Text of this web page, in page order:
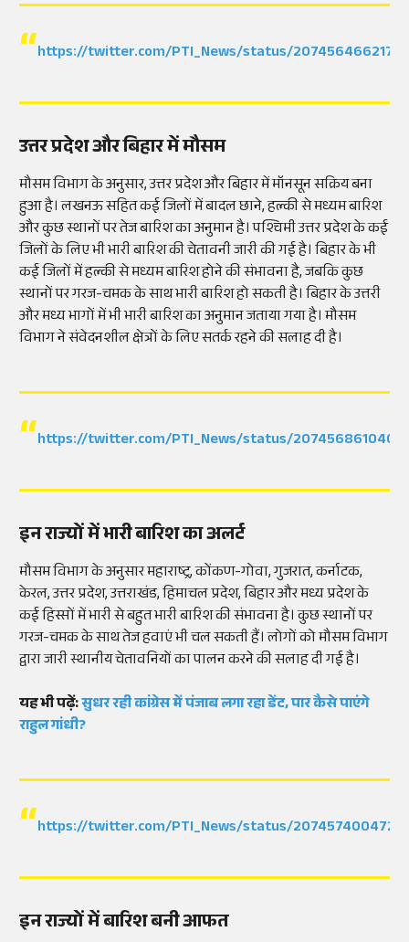
https://twitter.com/PTI_News/status/
उत्तर प्रदेश और बिहार में मौसम
मौसम विभाग के अनुसार, उत्तर प्रदेश और बिहार में मॉनसून सक्रिय बना
हुआ है। लखनऊ सहित कई जिलों में बादल छाने, हल्की से मध्यम बारिश
और कुछ स्थानों पर तेज बारिश का अनुमान है। पश्चिमी उत्तर प्रदेश के कई
जिलों के लिए भी भारी बारिश की चेतावनी जारी की गई है। बिहार के भी
कई जिलों में हल्की से मध्यम बारिश होने की संभावना है, जबकि कुछ
स्थानों पर गरज-चमक के साथ भारी बारिश हो सकती है। बिहार के उत्तरी
और मध्य भागों में भी भारी बारिश का अनुमान जताया गया है। मौसम
विभाग ने संवेदनशील क्षेत्रों के लिए सतर्क रहने की सलाह दी है।
https://twitter.com/PTI_News/status/
इन राज्यों में भारी बारिश का अलर्ट
मौसम विभाग के अनुसार महाराष्ट्र, कोंकण-गोवा, गुजरात, कर्नाटक,
केरल, उत्तर प्रदेश, उत्तराखंड, हिमाचल प्रदेश, बिहार और मध्य प्रदेश के
कई हिस्सों में भारी से बहुत भारी बारिश की संभावना है। कुछ स्थानों पर
गरज-चमक के साथ तेज हवाएं भी चल सकती हैं। लोगों को मौसम विभाग
द्वारा जारी स्थानीय चेतावनियों का पालन करने की सलाह दी गई है।
यह भी पढ़ें:सुधर रही कांग्रेस में पंजाब लगा रहा डेंट, पार कैसे पाएंगे
राहुल गांधी?
https://twitter.com/PTI_News/status/
इन राज्यों में बारिश बनी आफत